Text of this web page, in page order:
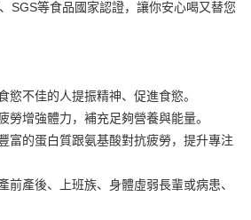
SGS等食品國家認證，讓你安心喝又替您
慾不佳的人提振精神、促進食慾。
勞增強體力，補充足夠營養與能量。
富的蛋白質跟氨基酸對抗疲勞，提升專注
前產後、上班族、身體虛弱長輩或病患、